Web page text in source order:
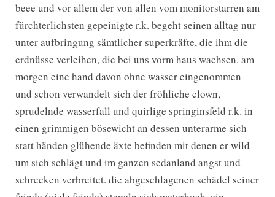
beee und vor allem der von allen vom monitorstarren am
fürchterlichsten gepeinigte r.k. begeht seinen alltag nur
unter aufbringung sämtlicher superkräfte, die ihm die
erdnüsse verleihen, die bei uns vorm haus wachsen. am
morgen eine hand davon ohne wasser eingenommen
und schon verwandelt sich der fröhliche clown,
sprudelnde wasserfall und quirlige springinsfeld r.k. in
einen grimmigen bösewicht an dessen unterarme sich
statt händen glühende äxte befinden mit denen er wild
um sich schlägt und im ganzen sedanland angst und
schrecken verbreitet. die abgeschlagenen schädel seiner